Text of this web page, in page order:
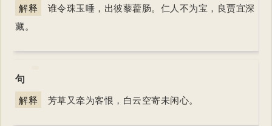
解释
谁令珠玉唾，出彼藜藿肠。仁人不为宝，良贾宜深
藏。
句
解释 芳草又牵为客恨，白云空寄未闲心。